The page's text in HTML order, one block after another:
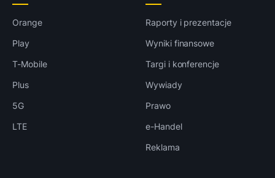
Orange
Play
T-Mobile
Plus
5G
LTE
Raporty i prezentacje
Wyniki finansowe
Targi i konferencje
Wywiady
Prawo
e-Handel
Reklama